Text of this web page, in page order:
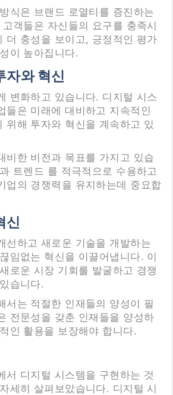
식은 브랜드 로열티를 증진하는
객들은 자신들의 요구를 충족시
더 충성을 보이고, 긍정적인 평가
이 높아집니다.
자와 혁신
변화하고 있습니다. 디지털 시스
들은 미래에 대비하고 지속적인
위해 투자와 혁신을 계속하고 있
비한 비전과 목표를 가지고 있습
트렌드 를 적극적으로 수용하고
업의 경쟁력을 유지하는데 중요합
신
선하고 새로운 기술을 개발하는
임없는 혁신을 이끌어냅니다. 이
로운 시장 기회를 발굴하고 경쟁
습니다.
서는 적절한 인재들의 양성이 필
전문성을 갖춘 인재들을 양성하
인 활용을 보장해야 합니다.
서 디지털 시스템을 구현하는 것
세히 살펴보았습니다. 디지털 시